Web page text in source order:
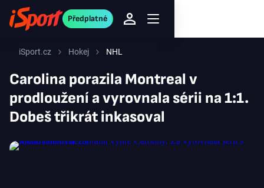
Předplatné
iSport.cz Hokej NHL
Carolina porazila Montreal v
prodloužení a vyrovnala sérii na 1:1.
Dobeš třikrát inkasoval